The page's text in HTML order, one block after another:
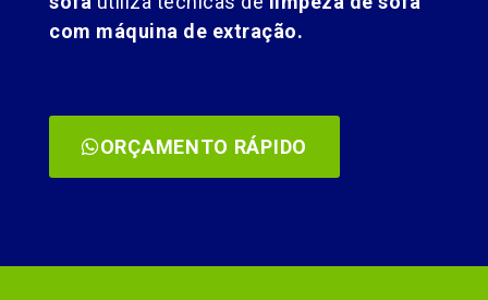
com máquina de extração.
ORÇAMENTO RÁPIDO